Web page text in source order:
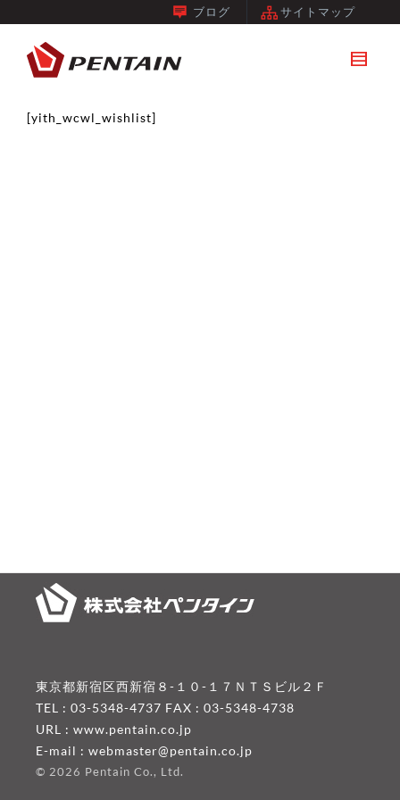
ブログ サイトマップ
[yith_wcwl_wishlist]
東京都新宿区西新宿８-１０-１７ＮＴＳビル２Ｆ
TEL : 03-5348-4737 FAX : 03-5348-4738
URL : www.pentain.co.jp
E-mail : webmaster@pentain.co.jp
© 2026 Pentain Co., Ltd.